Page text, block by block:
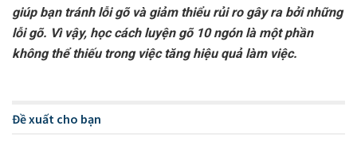
giúp bạn tránh lỗi gõ và giảm thiểu rủi ro gây ra bởi những
lỗi gõ. Vì vậy, học cách luyện gõ 10 ngón là một phần
không thể thiếu trong việc tăng hiệu quả làm việc.
Đề xuất cho bạn